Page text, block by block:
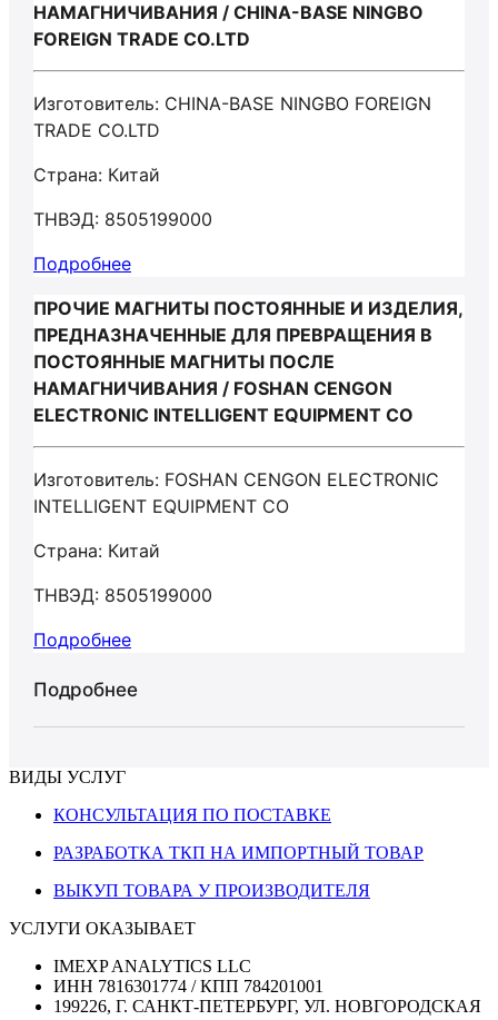
НАМАГНИЧИВАНИЯ / CHINA-BASE NINGBO
FOREIGN TRADE CO.LTD
Изготовитель: CHINA-BASE NINGBO FOREIGN
TRADE CO.LTD
Страна: Китай
ТНВЭД: 8505199000
Подробнее
ПРОЧИЕ МАГНИТЫ ПОСТОЯННЫЕ И ИЗДЕЛИЯ,
ПРЕДНАЗНАЧЕННЫЕ ДЛЯ ПРЕВРАЩЕНИЯ В
ПОСТОЯННЫЕ МАГНИТЫ ПОСЛЕ
НАМАГНИЧИВАНИЯ / FOSHAN CENGON
ELECTRONIC INTELLIGENT EQUIPMENT CO
Изготовитель: FOSHAN CENGON ELECTRONIC
INTELLIGENT EQUIPMENT CO
Страна: Китай
ТНВЭД: 8505199000
Подробнее
Подробнее
ВИДЫ УСЛУГ
КОНСУЛЬТАЦИЯ ПО ПОСТАВКЕ
РАЗРАБОТКА ТКП НА ИМПОРТНЫЙ ТОВАР
ВЫКУП ТОВАРА У ПРОИЗВОДИТЕЛЯ
УСЛУГИ ОКАЗЫВАЕТ
IMEXP ANALYTICS LLC
ИНН 7816301774 / КПП 784201001
199226, Г. САНКТ-ПЕТЕРБУРГ, УЛ. НОВГОРОДСКАЯ